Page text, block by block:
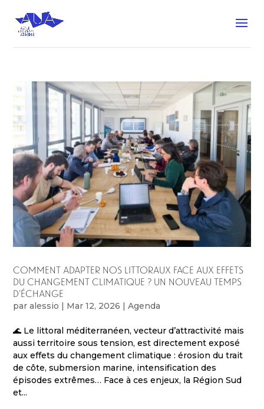
Comment adapter nos littoraux face aux effets
du changement climatique ? Un nouveau temps
d’échange
paralessio | Mar 12, 2026 |Agenda
🌊 Le littoral méditerranéen, vecteur d’attractivité mais
aussi territoire sous tension, est directement exposé
aux effets du changement climatique : érosion du trait
de côte, submersion marine, intensification des
épisodes extrêmes… Face à ces enjeux, la Région Sud
et...